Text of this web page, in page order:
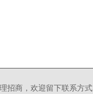
招商，欢迎留下联系方式